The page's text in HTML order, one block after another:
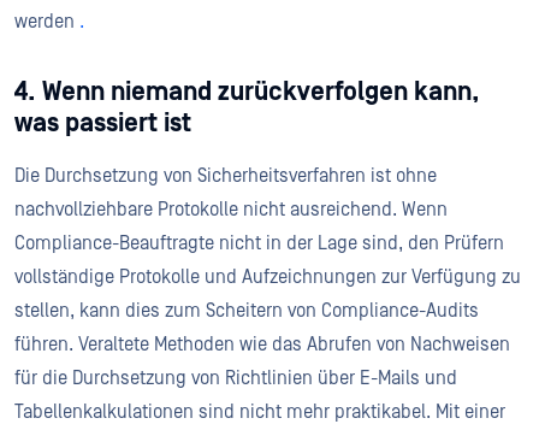
werden .
4. Wenn niemand zurückverfolgen kann,
was passiert ist
Die Durchsetzung von Sicherheitsverfahren ist ohne
nachvollziehbare Protokolle nicht ausreichend. Wenn
Compliance-Beauftragte nicht in der Lage sind, den Prüfern
vollständige Protokolle und Aufzeichnungen zur Verfügung zu
stellen, kann dies zum Scheitern von Compliance-Audits
führen. Veraltete Methoden wie das Abrufen von Nachweisen
für die Durchsetzung von Richtlinien über E-Mails und
Tabellenkalkulationen sind nicht mehr praktikabel. Mit einer